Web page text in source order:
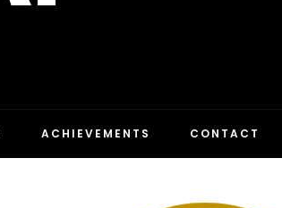
ACHIEVEMENTS CONTACT